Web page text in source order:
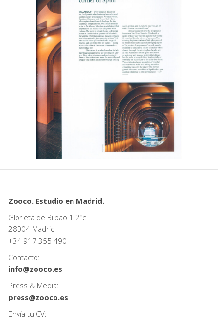
Zooco. Estudio en Madrid.
Glorieta de Bilbao 1 2ºc
28004 Madrid
+34 917 355 490
Contacto:
info@zooco.es
Press & Media:
press@zooco.es
Envía tu CV: